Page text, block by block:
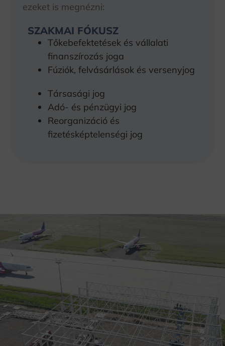
ezeket is megnézni:
SZAKMAI FÓKUSZ
Tőkebefektetések és vállalati
finanszírozás joga
Fúziók, felvásárlások és versenyjog
Társasági jog
Adó- és pénzügyi jog
Reorganizáció és
fizetésképtelenségi jog